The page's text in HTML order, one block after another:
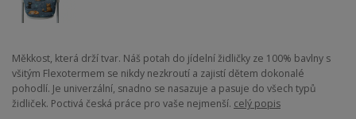
Měkkost, která drží tvar. Náš potah do jídelní židličky ze 100% bavlny s
všitým Flexotermem se nikdy nezkroutí a zajistí dětem dokonalé
pohodlí. Je univerzální, snadno se nasazuje a pasuje do všech typů
židliček. Poctivá česká práce pro vaše nejmenší. celý popis